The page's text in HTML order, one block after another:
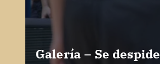
Galería – Se